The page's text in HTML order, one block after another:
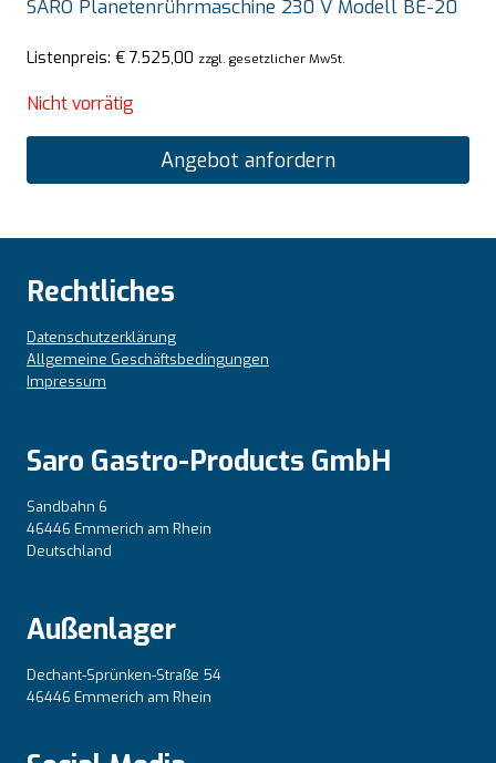
SARO Planetenrührmaschine 230 V Modell BE-20
Listenpreis: € 7.525,00 zzgl. gesetzlicher MwSt.
Nicht vorrätig
Angebot anfordern
Rechtliches
Datenschutzerklärung
Allgemeine Geschäftsbedingungen
Impressum
Saro Gastro-Products GmbH
Sandbahn 6
46446 Emmerich am Rhein
Deutschland
Außenlager
Dechant-Sprünken-Straße 54
46446 Emmerich am Rhein